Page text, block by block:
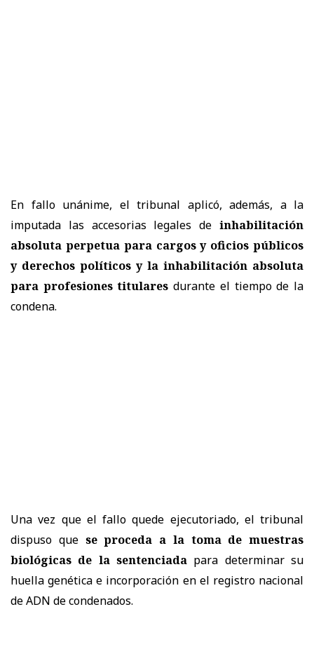
En fallo unánime, el tribunal aplicó, además, a la
imputada las accesorias legales de inhabilitación
absoluta perpetua para cargos y oficios públicos
y derechos políticos y la inhabilitación absoluta
para profesiones titulares durante el tiempo de la
condena.
Una vez que el fallo quede ejecutoriado, el tribunal
dispuso que se proceda a la toma de muestras
biológicas de la sentenciada para determinar su
huella genética e incorporación en el registro nacional
de ADN de condenados.